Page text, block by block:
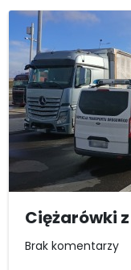
Ciężarówki
Brak komentarzy